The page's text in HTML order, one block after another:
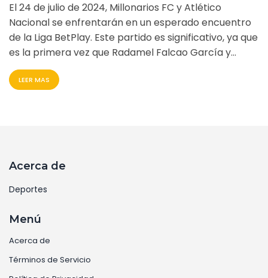
El 24 de julio de 2024, Millonarios FC y Atlético
Nacional se enfrentarán en un esperado encuentro
de la Liga BetPlay. Este partido es significativo, ya que
es la primera vez que Radamel Falcao García y
David Ospina jugarán juntos en su país natal,
defendiendo a sus queridos clubes. El partido se
LEER MAS
Acerca de
Deportes
Menú
Acerca de
Términos de Servicio